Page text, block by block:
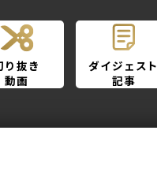
り抜き
動画
ダイジェスト
記事